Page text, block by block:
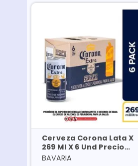
Cerveza Corona Lata X
269 Ml X 6 Und Precio
Especial
BAVARIA